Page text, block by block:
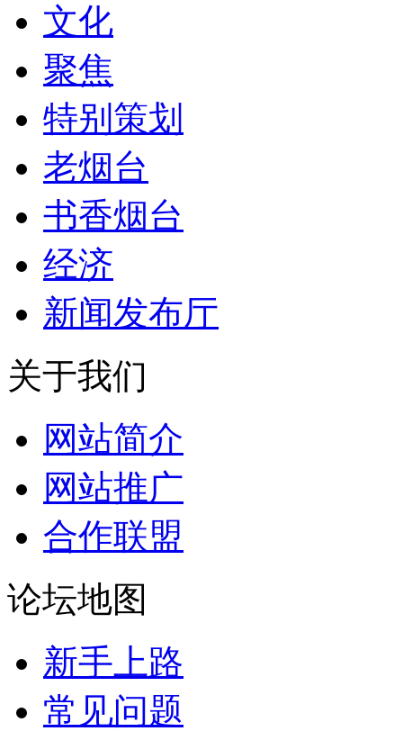
文化
聚焦
特别策划
老烟台
书香烟台
经济
新闻发布厅
关于我们
网站简介
网站推广
合作联盟
论坛地图
新手上路
常见问题